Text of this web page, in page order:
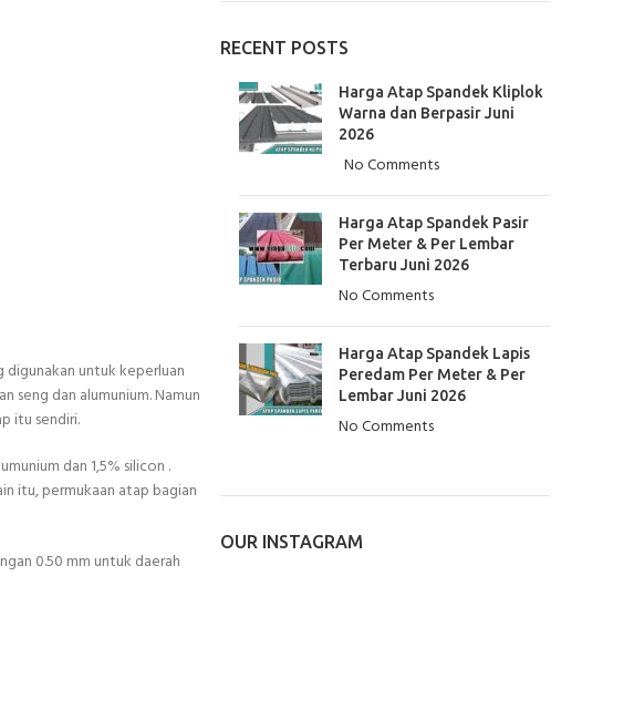
untuk keperluan
seng dan alumunium. Namun
itu sendiri.
dan 1,5% silicon .
itu, permukaan atap bagian
0.50 mm untuk daerah
RECENT POSTS
Harga Atap Spandek Kliplok
Warna dan Berpasir Juni
2026
No Comments
Harga Atap Spandek Pasir
Per Meter & Per Lembar
Terbaru Juni 2026
No Comments
Harga Atap Spandek Lapis
Peredam Per Meter & Per
Lembar Juni 2026
No Comments
OUR INSTAGRAM